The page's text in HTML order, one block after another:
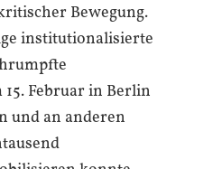
Bewegung.
institutionalisierte
Februar in Berlin
und an anderen